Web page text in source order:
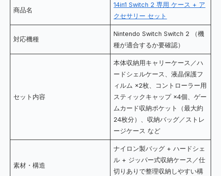
商品名
14in1 Switch 2 専用 ケース + ア
クセサリー セット
対応機種
Nintendo Switch Switch 2 （機
種が適合するか要確認）
セット内容
本体収納用キャリーケース／ハ
ードシェルケース、液晶保護フ
ィルム ×2枚、コントローラー用
スティックキャップ ×4個、ゲー
ムカード収納ポケット（最大約
24枚分）、収納バッグ／ストレ
ージケース など
素材・構造
ナイロン製バッグ + ハードシェ
ル + ジッパー式収納ケース／仕
切りありで整理収納しやすい構